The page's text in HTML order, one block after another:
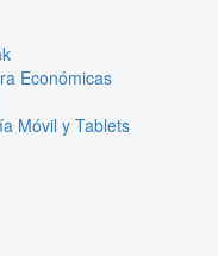
Económicas
Móvil y Tablets